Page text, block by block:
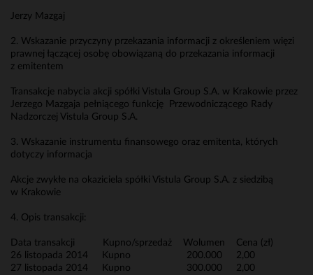
Jerzy Mazgaj
2. Wskazanie przyczyny przekazania informacji z określeniem więzi
prawnej łączącej osobę obowiązaną do przekazania informacji
z emitentem
Transakcje nabycia akcji spółki Vistula Group S.A. w Krakowie przez
Jerzego Mazgaja pełniącego funkcję Przewodniczącego Rady
Nadzorczej Vistula Group S.A.
3. Wskazanie instrumentu finansowego oraz emitenta, których
dotyczy informacja
Akcje zwykłe na okaziciela spółki Vistula Group S.A. z siedzibą
w Krakowie
4. Opis transakcji:
Data transakcji Kupno/sprzedaż Wolumen Cena (zł)
26 listopada 2014 Kupno 200.000 2,00
27 listopada 2014 Kupno 300.000 2,00